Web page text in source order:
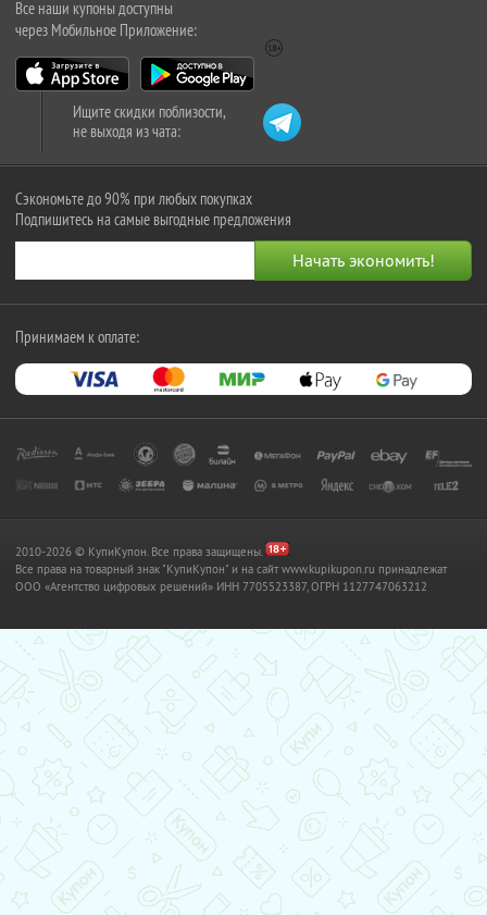
Все наши купоны доступны
через Мобильное Приложение:
Ищите скидки поблизости,
не выходя из чата:
Сэкономьте до 90% при любых покупках
Подпишитесь на самые выгодные предложения
Принимаем к оплате:
2010-2026 © КупиКупон. Все права защищены.
Все права на товарный знак "КупиКупон" и на сайт www.kupikupon.ru принадлежат
OOO «Агентство цифровых решений» ИНН 7705523387, ОГРН 1127747063212